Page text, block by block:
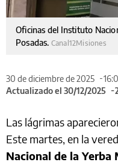
Oficinas del Instituto
Posadas. Canal12Misiones
30 de diciembre de 2025
Actualizado el 30/12/2025
Las lágrimas
Este martes, en la
Nacional de la Yerba